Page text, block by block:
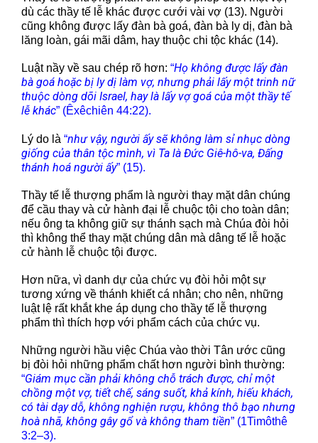
dù các thầy tế lễ khác được cưới vài vợ (13). Người
cũng không được lấy đàn bà goá, đàn bà ly dị, đàn bà
lăng loàn, gái mãi dâm, hay thuộc chi tộc khác (14).
Luật nầy về sau chép rõ hơn: “Họ không được lấy đàn
bà goá hoặc bị ly dị làm vợ, nhưng phải lấy một trinh nữ
thuộc dòng dõi Israel, hay là lấy vợ goá của một thầy tế
lễ khác” (Êxêchiên 44:22).
Lý do là “như vậy, người ấy sẽ không làm sỉ nhục dòng
giống của thân tộc mình, vì Ta là Đức Giê-hô-va, Đấng
thánh hoá người ấy” (15).
Thầy tế lễ thượng phẩm là người thay mặt dân chúng
để cầu thay và cử hành đại lễ chuộc tội cho toàn dân;
nếu ông ta không giữ sự thánh sạch mà Chúa đòi hỏi
thì không thể thay mặt chúng dân mà dâng tế lễ hoặc
cử hành lễ chuộc tội được.
Hơn nữa, vì danh dự của chức vụ đòi hỏi một sự
tương xứng về thánh khiết cá nhân; cho nên, những
luật lệ rất khắt khe áp dụng cho thầy tế lễ thượng
phẩm thì thích hợp với phẩm cách của chức vụ.
Những người hầu việc Chúa vào thời Tân ước cũng
bị đòi hỏi những phẩm chất hơn người bình thường:
“Giám mục cần phải không chỗ trách được, chỉ một
chồng một vợ, tiết chế, sáng suốt, khả kính, hiếu khách,
có tài dạy dỗ, không nghiện rượu, không thô bạo nhưng
hoà nhã, không gây gổ và không tham tiền” (1Timôthê
3:2–3).